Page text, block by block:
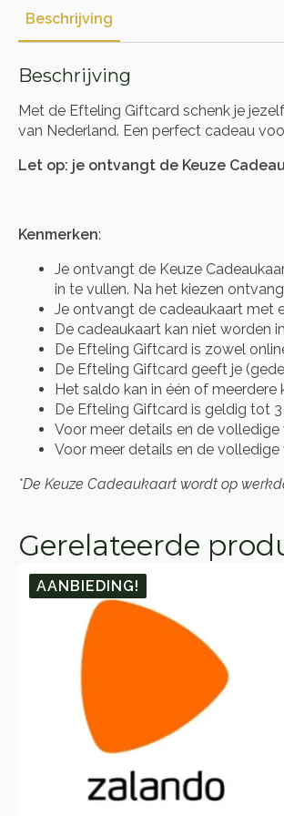
Beschrijving
Beschrijving
Met de Efteling Giftcard schenk je
van Nederland. Een perfect cadeau
Let op: je ontvangt de Keuze
Kenmerken:
Je ontvangt de Keuze
in te vullen. Na het kiezen
Je ontvangt de cadeaukaart met
De cadeaukaart kan niet worden
De Efteling Giftcard is zowel
De Efteling Giftcard geeft je
Het saldo kan in één of meerdere
De Efteling Giftcard is geldig tot
Voor meer details en de
Voor meer details en de
*De Keuze Cadeaukaart wordt op
Gerelateerde
AANBIEDING!